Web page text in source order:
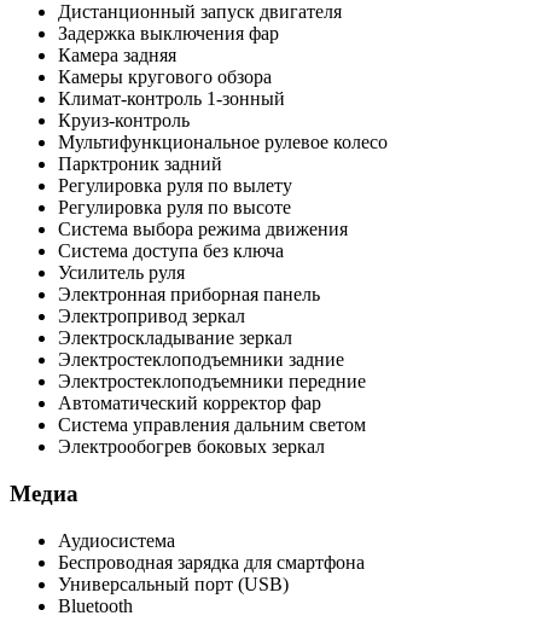
Дистанционный запуск двигателя
Задержка выключения фар
Камера задняя
Камеры кругового обзора
Климат-контроль 1-зонный
Круиз-контроль
Мультифункциональное рулевое колесо
Парктроник задний
Регулировка руля по вылету
Регулировка руля по высоте
Система выбора режима движения
Система доступа без ключа
Усилитель руля
Электронная приборная панель
Электропривод зеркал
Электроскладывание зеркал
Электростеклоподъемники задние
Электростеклоподъемники передние
Автоматический корректор фар
Система управления дальним светом
Электрообогрев боковых зеркал
Медиа
Аудиосистема
Беспроводная зарядка для смартфона
Универсальный порт (USB)
Bluetooth